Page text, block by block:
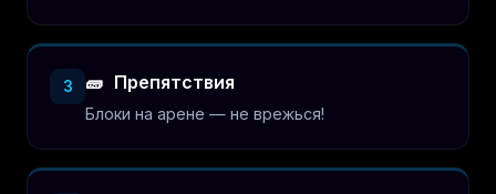
3 🧱 Препятствия
Блоки на арене — не врежься!